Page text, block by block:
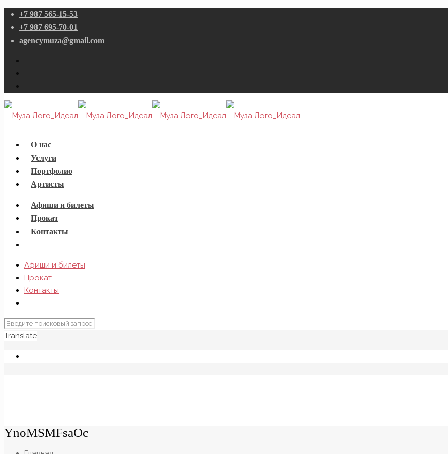
+7 987 565-15-53
+7 987 695-70-01
agencymuza@gmail.com
О нас
Услуги
Портфолио
Артисты
Афиши и билеты
Прокат
Контакты
Афиши и билеты
Прокат
Контакты
Translate
YnoMSMFsaOc